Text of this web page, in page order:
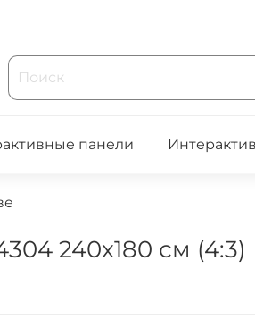
панели
240x180 см (4:3)